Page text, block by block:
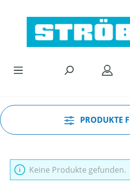
PRODUKTE
Keine Produkte gefunden.